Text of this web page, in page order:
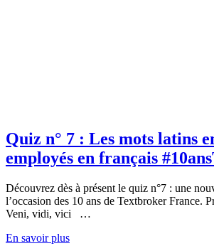
Quiz n° 7 : Les mots latins
employés en français
Découvrez dès à présent le quiz n°7 : une
l’occasion des 10 ans de Textbroker France.
Veni, vidi, vici …
En savoir plus